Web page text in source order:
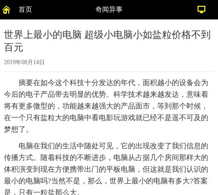
首页 奇闻异事
世界上最小的电脑 超级小电脑小如盐粒价格不到
百元
2019年08月14日
摘要在如今这个科技十分发达的年代，面积越小的设备会为
今后的电子产品带去明显的优势。科学技术越来越发达，意味着
将有更多微型的，功能越来越强大的产品面市，等到那个时候，
在一个只有盐粒大的电脑中看电影玩游戏就已经不是遥不可及的
梦想了。
电脑在我们的生活中随处可见，它的出现改变了我们信息的
传播方式。随着科技的不断进步，电脑从占据几个房间那样大的
体积演变到现在方便携带出门的平板电脑，但这就是我们认识的
最小的电脑吗?当然不是，那么，世界上最小的电脑有多大?答案
是，只有一粒盐那么大。